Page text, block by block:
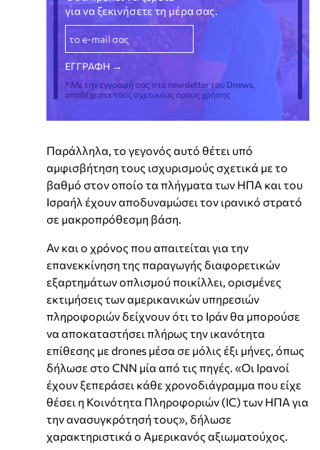
για να ξεκινήσετε τη μέρα σας.
* Με την εγγραφή σας στο newsletter του Dnews,
αποδέχεστε τους σχετικούς όρους χρήσης
Παράλληλα, το γεγονός αυτό θέτει υπό
αμφισβήτηση τους ισχυρισμούς σχετικά με το
βαθμό στον οποίο τα πλήγματα των ΗΠΑ και του
Ισραήλ έχουν αποδυναμώσει τον ιρανικό στρατό
σε μακροπρόθεσμη βάση.
Αν και ο χρόνος που απαιτείται για την
επανεκκίνηση της παραγωγής διαφορετικών
εξαρτημάτων οπλισμού ποικίλλει, ορισμένες
εκτιμήσεις των αμερικανικών υπηρεσιών
πληροφοριών δείχνουν ότι το Ιράν θα μπορούσε
να αποκαταστήσει πλήρως την ικανότητα
επίθεσης με drones μέσα σε μόλις έξι μήνες, όπως
δήλωσε στο CNN μία από τις πηγές. «Οι Ιρανοί
έχουν ξεπεράσει κάθε χρονοδιάγραμμα που είχε
θέσει η Κοινότητα Πληροφοριών (IC) των ΗΠΑ για
την ανασυγκρότησή τους», δήλωσε
χαρακτηριστικά ο Αμερικανός αξιωματούχος.